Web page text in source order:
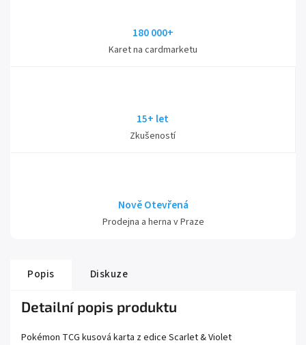
180 000+
Karet na cardmarketu
15+ let
Zkušeností
Nově Otevřená
Prodejna a herna v Praze
Popis Diskuze
Detailní popis produktu
Pokémon TCG kusová karta z edice Scarlet& Violet